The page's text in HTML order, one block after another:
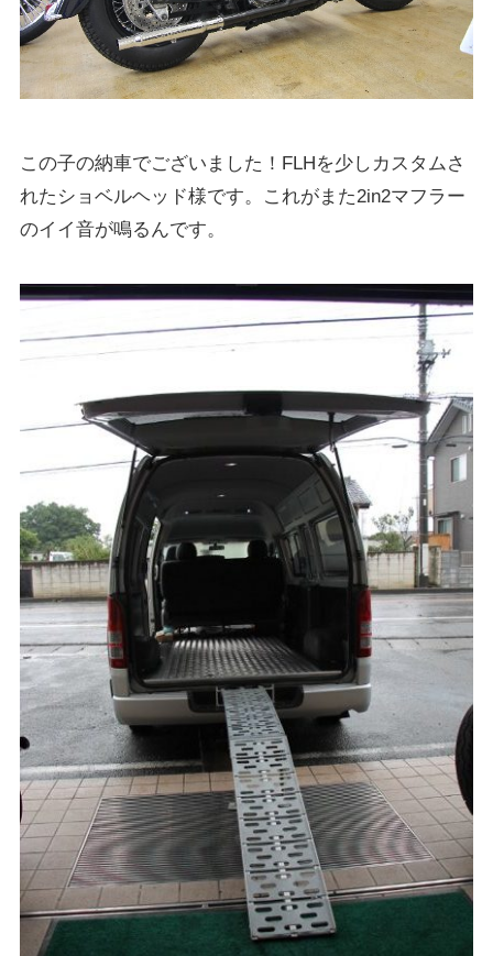
この子の納車でございました！FLHを少しカスタムさ
れたショベルヘッド様です。これがまた2in2マフラー
のイイ音が鳴るんです。